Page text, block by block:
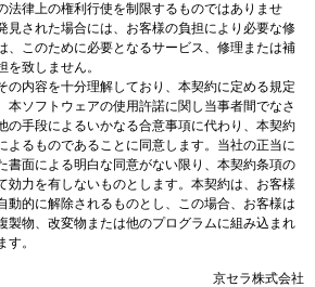
法律上の権利行使を制限するものではありませ
見された場合には、お客様の負担により必要な修
、このために必要となるサービス、修理または補
致しません。
の内容を十分理解しており、本契約に定める規定
本ソフトウェアの使用許諾に関し当事者間でなさ
の手段によるいかなる合意事項に代わり、本契約
よるものであることに同意します。当社の正当に
書面による明白な同意がない限り、本契約条項の
効力を有しないものとします。本契約は、お客様
動的に解除されるものとし、この場合、お客様は
製物、改変物または他のプログラムに組み込まれ
。
京セラ株式会社